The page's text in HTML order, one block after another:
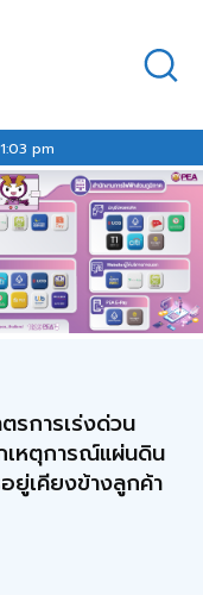
pm
การเร่งด่วน
เหตุการณ์แผ่นดิน
ยู่เคียงข้างลูกค้า